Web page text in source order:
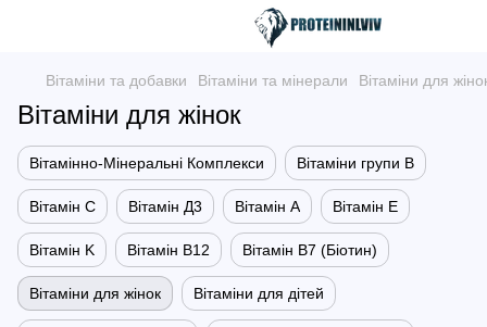
Вітаміни та добавки Вітаміни та мінерали Вітаміни для
Вітаміни для жінок
Вітамінно-Мінеральні Комплекси Вітаміни групи B
Вітамін С Вітамін Д3 Вітамін А Вітамін Е
Вітамін K Вітамін В12 Вітамін В7 (Біотин)
Вітаміни для жінок Вітаміни для дітей